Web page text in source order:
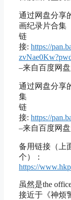
通过网盘分享
画纪录片合集
链
接: https://
–来自百度网
通过网盘分享
集
链
接: https://
–来自百度网
备用链接（上
个）：
https://
虽然是the
接近于《神烦